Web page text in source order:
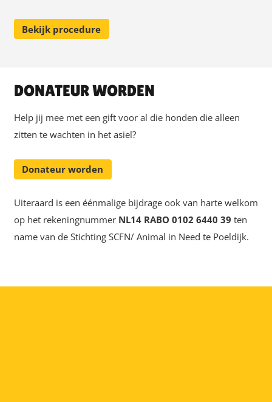
Bekijk procedure
DONATEUR WORDEN
Help jij mee met een gift voor al die honden die alleen
zitten te wachten in het asiel?
Donateur worden
Uiteraard is een éénmalige bijdrage ook van harte welkom
op het rekeningnummer NL14 RABO 0102 6440 39 ten
name van de Stichting SCFN/ Animal in Need te Poeldijk.